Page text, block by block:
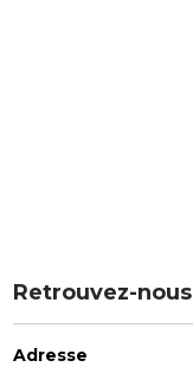
Retrouvez-nous
Adresse